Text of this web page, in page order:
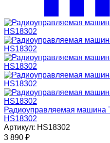
Радиоуправляемая машина
HS18302
Артикул: HS18302
3 890 ₽